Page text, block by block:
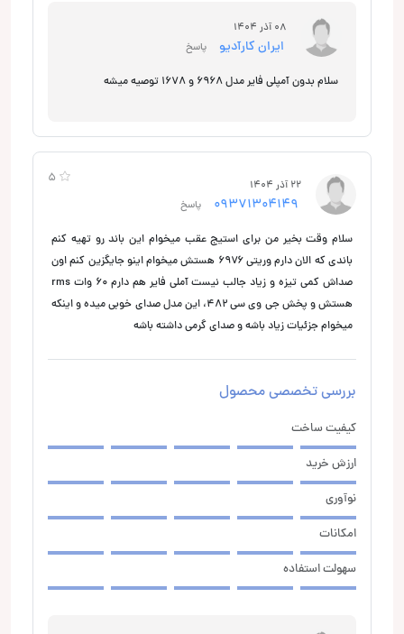
08 آذر 1404
ایران کارآدیو پاسخ
سلام بدون آمپلی فایر مدل 6968 و 1678 توصیه میشه
5 22 آذر 1404
پاسخ
سلام وقت بخیر من برای استیج عقب میخوام این باند رو تهیه کنم
باندی که الان دارم وریتی ۶۹۷۶ هستش میخوام اینو جایگزین کنم اون
صداش کمی تیزه و زیاد جالب نیست آملی فایر هم دارم ۶۰ وات rms
هستش و پخش جی وی سی ۴۸۲، این مدل صدای خوبی میده و اینکه
میخوام جزئیات زیاد باشه و صدای گرمی داشته باشه
بررسی تخصصی محصول
کیفیت ساخت
ارزش خرید
نوآوری
امکانات
سهولت استفاده